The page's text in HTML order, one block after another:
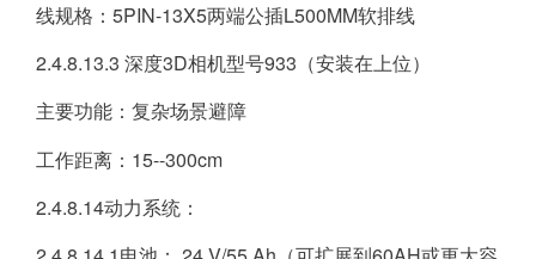
线规格：5PIN-13X5两端公插L500MM软排线
2.4.8.13.3 深度3D相机型号933（安装在上位）
主要功能：复杂场景避障
工作距离：15--300cm
2.4.8.14动力系统：